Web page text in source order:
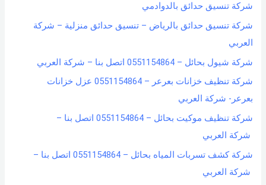
شركة تنسيق حدائق بالدوادمي
شركة تنسيق حدائق بالرياض – تنسيق حدائق منزلية – شركة
العربي
شركة شيول بحائل – 0551154864 اتصل بنا – شركة العربي
شركة تنظيف خزانات بعرعر – 0551154864 عزل خزانات
بعرعر- شركة العربي
شركة تنظيف موكيت بحائل – 0551154864 اتصل بنا –
شركة العربي
شركة كشف تسربات المياه بحائل – 0551154864 اتصل بنا –
شركة العربي